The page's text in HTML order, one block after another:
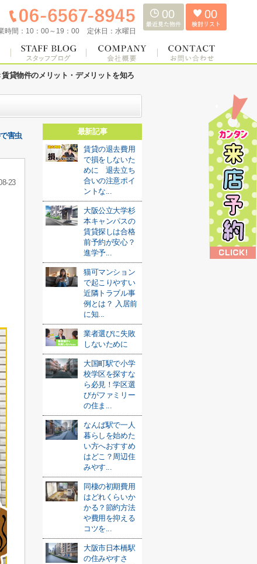
時間： 10：00～19：00 定休日： 水曜日
00 00
貸物件のメリット・デメリットを知ろ
害虫
23
最新記事
賃貸の退去費用
で損をしないた
めに 退去立ち
合いの注意ポイ
ントな...
大阪公立大学杉
本キャンパスの
賃貸探しは合格
前予約が安心？
進学予...
猫可マンション
で起こりやすい
近隣トラブル事
例とは？ 入居前
に知...
業者選びに失敗
しないために
大国町駅で小学
校学区を探すな
ら必見！学区選
びがファミリー
の住ま...
なんば駅で一人
暮らしを始めた
い方へおすすめ
はどこ？周辺住
みやす...
同棲の初期費用
はどれくらいか
かる？節約方法
や費用を抑える
コツを...
大阪市日本橋駅
の住みやすさ